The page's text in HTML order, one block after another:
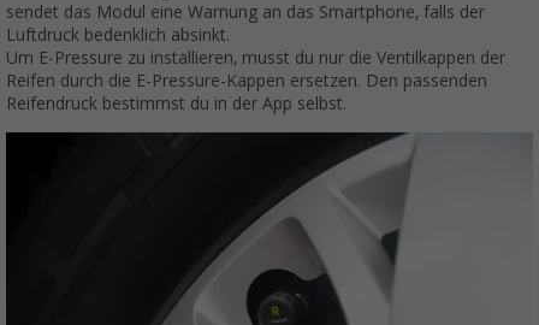
sendet das Modul eine Warnung an das Smartphone, falls der
Luftdruck bedenklich absinkt.
Um E-Pressure zu installieren, musst du nur die Ventilkappen der
Reifen durch die E-Pressure-Kappen ersetzen. Den passenden
Reifendruck bestimmst du in der App selbst.